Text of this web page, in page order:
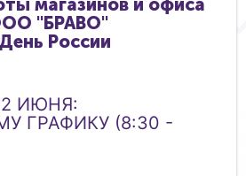
магазинов и офиса
"БРАВО"
России
ИЮНЯ:
ГРАФИКУ (8:30 -